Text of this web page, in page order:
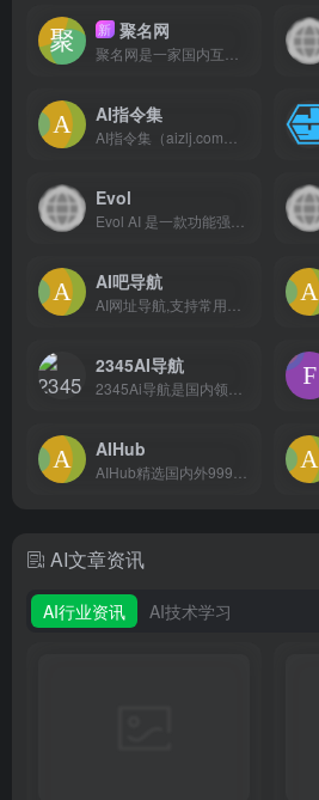
新 聚名网
AI指令集
Evol
AI吧导航
2345AI导航
AIHub
AI文章资讯
AI行业资讯 AI技术学习